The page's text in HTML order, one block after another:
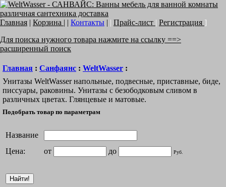
Главная | Корзина | | Контакты | | Прайс-лист | Регистрация ]
Для поиска нужного товара нажмите на ссылку ==>
расширенный поиск
Главная : Санфаянс : WeltWasser :
Унитазы WeltWasser напольные, подвесные, приставные, биде,
писсуары, раковины. Унитазы с безободковым сливом в
различных цветах. Глянцевые и матовые.
Подобрать товар по параметрам
Название
Цена:
от до Руб.